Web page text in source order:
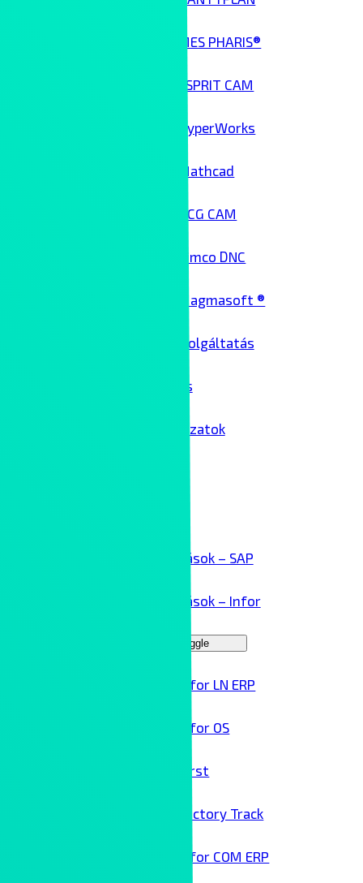
MES PHARIS®
ESPRIT CAM
HyperWorks
Mathcad
NCG CAM
Cimco DNC
Magmasoft ®
Architekt szolgáltatás
Üzemeltetés
Passzív hálózatok
ERP megoldások – SAP
ERP megoldások – Infor
Menu Toggle
Infor LN ERP
Infor OS
Birst
Factory Track
Infor COM ERP